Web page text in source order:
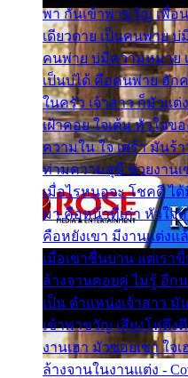
พา กันเข้าพาขวัญ เพื่อ
เดียวดาย เป็นคนพ่าย บ่
คนพ่าย บ่มีความหมาย เ
เป็นบ่ได้ คือคนพ่าย ฮัก
ในครัว เจ้าสาว ก็มัวแต่
เฝ้าคอย ใจเต้น หัวใจข
ความใน ใจ เศร้า มันร้
ท่ามความสุขี ช่วยงานเ
เมื่อไรหนอจะ โชคดี ไ
มา คือหน้าที่เก่า หัวใจ
คือหยังเขา มีงานแต่งแ
เมื่อเขาชื่นบาน แต่เรา
ล้างจานคอยคู่ ไม่รู้ อีก
เป็น ตำแหน่งเจ้าสาว
เข้าพาขวัญ เสียงโห่ตึง
งานเฮา มัวซอยเขา ใ
ล้างจานในงานแต่ง -